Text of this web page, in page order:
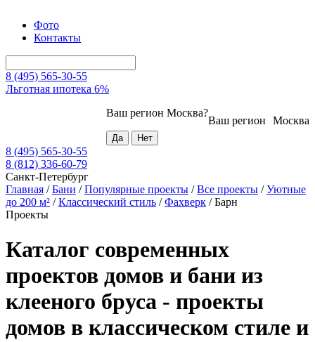
Фото
Контакты
8 (495) 565-30-55
Льготная ипотека 6%
Москва
Ваш регион
Ваш регион Москва?
8 (495) 565-30-55
8 (812) 336-60-79
Санкт-Петербург
Главная /Бани /Популярные проекты /Все проекты /Уютные
до 200 м² /Классический стиль /Фахверк /Барн
Проекты
Каталог современных
проектов домов и бани из
клееного бруса - проекты
домов в классическом стиле и